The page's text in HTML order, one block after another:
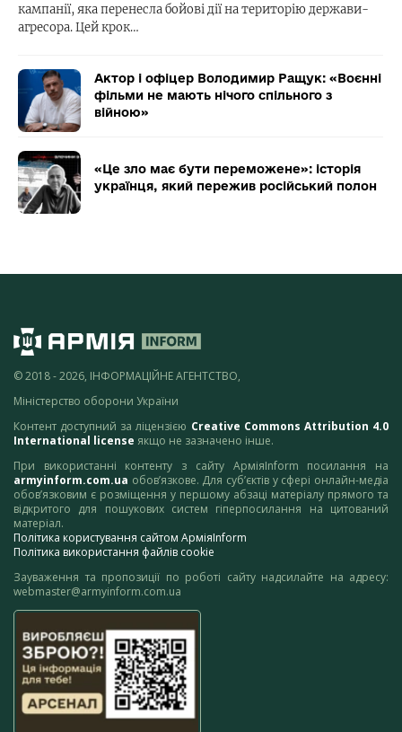
кампанії, яка перенесла бойові дії на територію держави-
агресора. Цей крок…
Актор і офіцер Володимир Ращук: «Воєнні
фільми не мають нічого спільного з
війною»
«Це зло має бути переможене»: історія
українця, який пережив російський полон
© 2018 - 2026, ІНФОРМАЦІЙНЕ АГЕНТСТВО,
Міністерство оборони України
Контент доступний за ліцензією Creative Commons Attribution 4.0
International license якщо не зазначено інше.
При використанні контенту з сайту АрміяInform посилання на
armyinform.com.ua обов’язкове. Для суб’єктів у сфері онлайн-медіа
обов’язковим є розміщення у першому абзаці матеріалу прямого та
відкритого для пошукових систем гіперпосилання на цитований
матеріал.
Політика користування сайтом АрміяInform
Політика використання файлів cookie
Зауваження та пропозиції по роботі сайту надсилайте на адресу:
webmaster@armyinform.com.ua